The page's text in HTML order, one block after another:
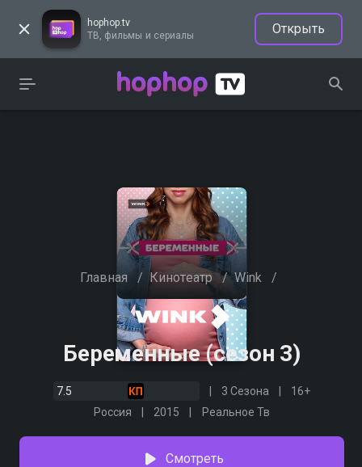
hophop.tv
ТВ, фильмы и сериалы
Открыть
Главная / Кинотеатр / Wink /
Беременные (сезон 3)
7.5 3 Сезона
16+
Россия
2015 Реальное Тв
Смотреть